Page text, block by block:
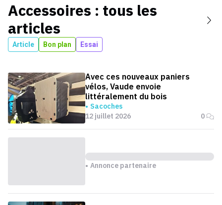
Accessoires : tous les
articles
Article Bon plan Essai
Avec ces nouveaux paniers
vélos, Vaude envoie
littéralement du bois
Sacoches
12 juillet 2026
0
Annonce partenaire